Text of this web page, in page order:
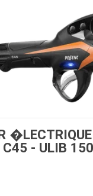
�LECTRIQUE
C45 - ULIB